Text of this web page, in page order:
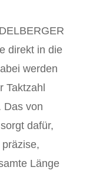
direkt in die
werden
Taktzahl
Das von
dafür,
Länge